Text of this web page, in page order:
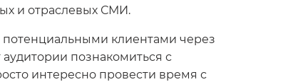
и отраслевых СМИ.
потенциальными клиентами через
познакомиться с
интересно провести время с